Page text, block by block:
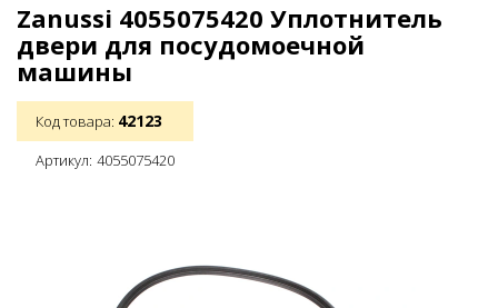
Zanussi 4055075420 Уплотнитель
двери для посудомоечной
машины
Код товара: 42123
Артикул: 4055075420